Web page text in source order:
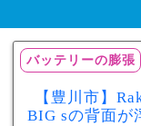
バッテリーの膨張
【豊川市】
BIG sの背面が